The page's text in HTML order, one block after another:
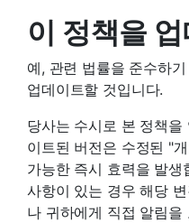
이 정책을
예, 관련 법률을 준수하
업데이트할 것입니다.
당사는 수시로 본 정책을
이트된 버전은 수정된 "
가능한 즉시 효력을 발생
사항이 있는 경우 해당
나 귀하에게 직접 알림